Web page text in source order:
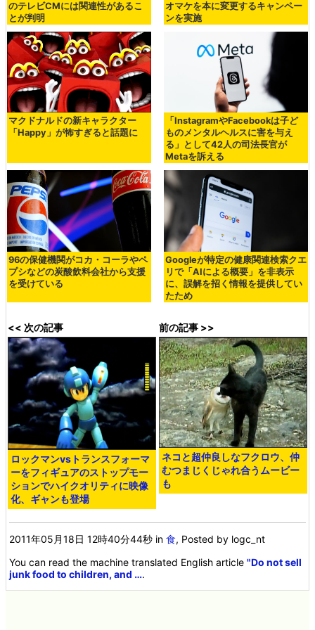
のテレビCMには関連性があるこ
とが判明
オマケを本に変更するキャンペー
ンを実施
マクドナルドの新キャラクター
「Happy」が怖すぎると話題に
「InstagramやFacebookは子ど
ものメンタルヘルスに害を与え
る」として42人の司法長官が
Metaを訴える
96の保健機関がコカ・コーラやペ
プシなどの炭酸飲料会社から支援
を受けている
Googleが特定の健康関連検索クエ
リで「AIによる概要」を非表示
に、誤解を招く情報を提供してい
たため
<< 次の記事
ロックマンvsトランスフォーマ
ーをフィギュアのストップモー
ションでハイクオリティに映像
化、ギャンも登場
前の記事 >>
ネコと超仲良しなフクロウ、仲
むつまじくじゃれ合うムービー
も
2011年05月18日 12時40分44秒 in食, Posted by logc_nt
You can read the machine translated English article"Do not sell
junk food to children, and ….